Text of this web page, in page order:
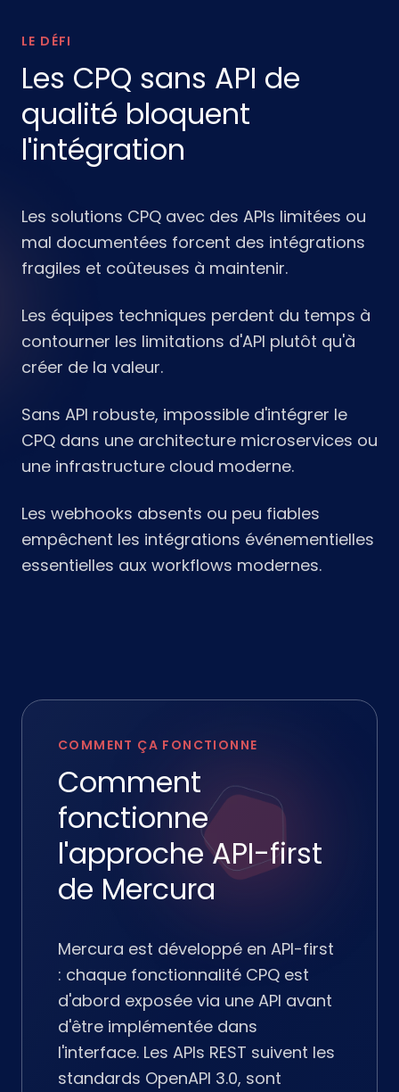
LE DÉFI
Les CPQ sans API de
qualité bloquent
l'intégration
Les solutions CPQ avec des APIs limitées ou
mal documentées forcent des intégrations
fragiles et coûteuses à maintenir.
Les équipes techniques perdent du temps à
contourner les limitations d'API plutôt qu'à
créer de la valeur.
Sans API robuste, impossible d'intégrer le
CPQ dans une architecture microservices ou
une infrastructure cloud moderne.
Les webhooks absents ou peu fiables
empêchent les intégrations événementielles
essentielles aux workflows modernes.
COMMENT ÇA FONCTIONNE
Comment
fonctionne
l'approche API-first
de Mercura
Mercura est développé en API-first
: chaque fonctionnalité CPQ est
d'abord exposée via une API avant
d'être implémentée dans
l'interface. Les APIs REST suivent les
standards OpenAPI 3.0, sont